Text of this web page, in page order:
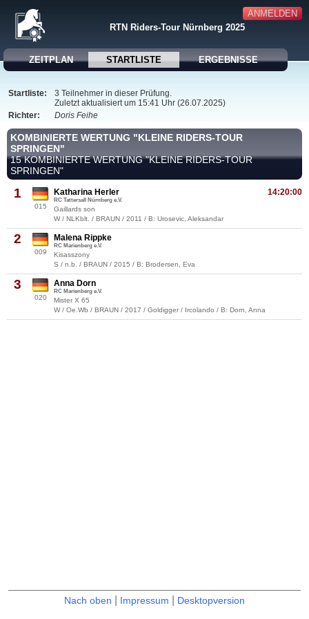
ANMELDEN
RTN Riders-Tour Nürnberg 2025
ZEITPLAN STARTLISTE ERGEBNISSE
Startliste:
3 Teilnehmer in dieser Prüfung.
Zuletzt aktualisiert um 15:41 Uhr (26.07.2025)
Richter:
Doris Feihe
KOMBINIERTE WERTUNG "KLEINE RIDERS-TOUR
SPRINGEN"
15 KOMBINIERTE WERTUNG "KLEINE RIDERS-TOUR
SPRINGEN"
1
015
14:20:00
Katharina Herler
RC Tattersall Nürnberg e.V.
Gaillards son
W / NLKblt. / BRAUN / 2011 / B: Urosevic, Aleksandar
2
009
Malena Rippke
RC Marienberg e.V.
Kisasszony
S / n.b. / BRAUN / 2015 / B: Brodersen, Eva
3
020
Anna Dorn
RC Marienberg e.V.
Mister X 65
W / Oe.Wb / BRAUN / 2017 / Goldigger / Ircolando / B: Dorn, Anna
Nach oben Impressum Desktopversion